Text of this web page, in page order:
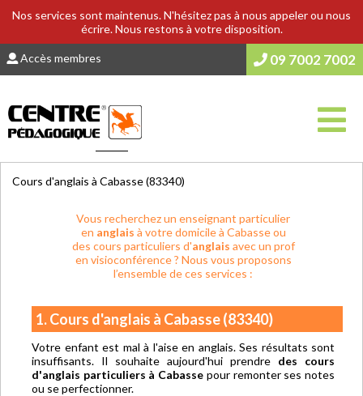
Nos services sont maintenus. N'hésitez pas à nous appeler ou nous
écrire. Nous restons à votre disposition.
Accès membres 09 7002 7002
Cours d'anglais à Cabasse (83340)
Vous recherchez un enseignant particulier
en anglais à votre domicile à Cabasse ou
des cours particuliers d'anglais avec un prof
en visioconférence ? Nous vous proposons
l’ensemble de ces services :
1. Cours d'anglais à Cabasse (83340)
Votre enfant est mal à l'aise en anglais. Ses résultats sont
insuffisants. Il souhaite aujourd'hui prendre des cours
d'anglais particuliers à Cabasse pour remonter ses notes
ou se perfectionner.